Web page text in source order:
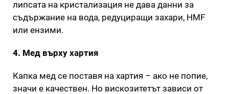
липсата на кристализация не дава данни за
съдържание на вода, редуциращи захари, HMF
или ензими.
4. Мед върху хартия
Капка мед се поставя на хартия – ако не попие,
значи е качествен. Но вискозитетът зависи от